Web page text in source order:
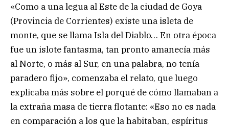
«Como a una legua al Este de la ciudad de Goya
(Provincia de Corrientes) existe una isleta de
monte, que se llama Isla del Diablo… En otra época
fue un islote fantasma, tan pronto amanecía más
al Norte, o más al Sur, en una palabra, no tenía
paradero fijo», comenzaba el relato, que luego
explicaba más sobre el porqué de cómo llamaban a
la extraña masa de tierra flotante: «Eso no es nada
en comparación a los que la habitaban, espíritus